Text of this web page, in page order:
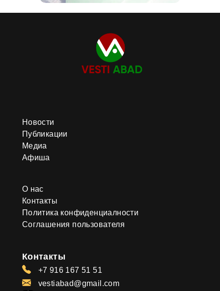
Новости
Публикации
Медиа
Афиша
О нас
Контакты
Политика конфиденциалности
Соглашения пользователя
Контакты
+7 916 167 51 51
vestiabad@gmail.com